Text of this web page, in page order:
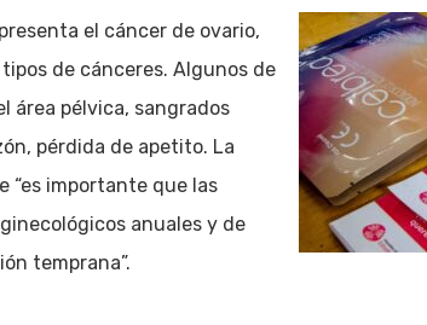
el cáncer de ovario,
de cánceres. Algunos de
área pélvica, sangrados
pérdida de apetito. La
“es importante que las
anuales y de
temprana”.